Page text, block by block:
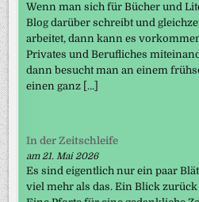
Wenn man sich für Bücher und
Blog darüber schreibt und
arbeitet, dann kann es
Privates und Berufliches
dann besucht man an einem
einen ganz […]
In der Zeitschleife
am 21. Mai 2026
Es sind eigentlich nur ein paar
viel mehr als das. Ein Blick